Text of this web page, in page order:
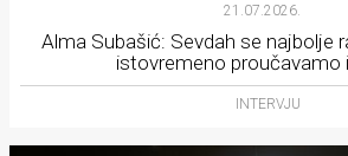
21.07.2026.
Alma Subašić: Sevdah se najbolje
istovremeno proučavamo
INTERVJU